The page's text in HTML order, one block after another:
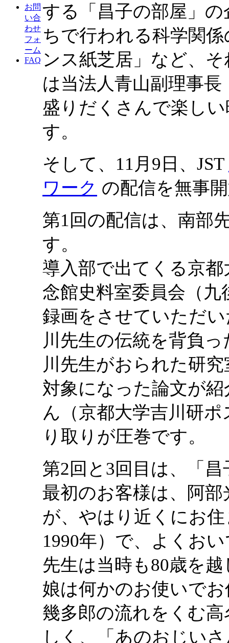
お問
い合
わせ
フォ
ーム
FAQ
する「昌子の部屋」
ちで行われる科学関
ンス紙芝居」など、
は当法人青山副理事
盛りだくさんで楽し
す。
そして、11月9日、JST
ワーク の配信を無事
第1回の配信は、南部
す。
導入部で出てくる京
念館史料室委員会（
録画をさせていただ
川先生の伝統を背負
川先生がおられた研
対象になった論文が
ん（京都大学吉川研
り取りが圧巻です。
第2回と3回目は、「
最初のお客様は、阿
が、やはり近くにお
1990年）で、よくお
先生は当時も80歳を
娘は何かのお使いで
幾多郎の流れをくむ
しく、「あのおじい